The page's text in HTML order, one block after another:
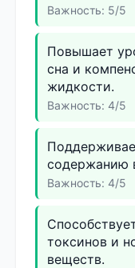
Важность: 5/5
Повышает
сна и
жидкости.
Важность: 4/5
содержанию
Важность: 4/5
токсинов и
веществ.